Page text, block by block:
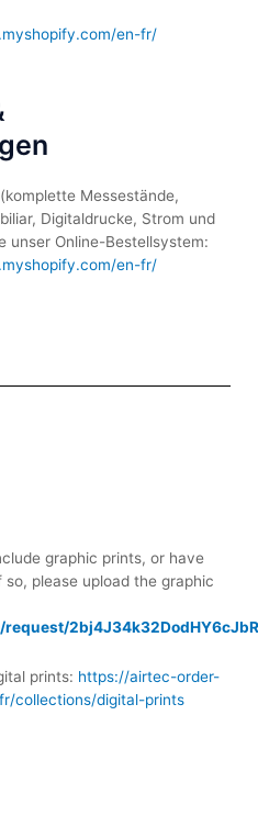
en-fr/
Messestände,
Digitaldrucke, Strom und
unser Online-Bestellsystem:
en-fr/
graphic prints, or have
please upload the graphic
2bj4J34k32DodHY6cJbR
prints: https://airtec-order-
collections/digital-prints